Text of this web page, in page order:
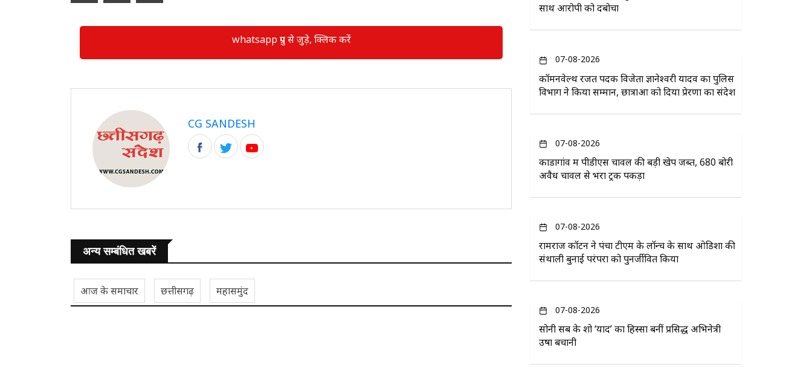
whatsapp ग्रुप से जुड़े, क्लिक करें
CG SANDESH
अन्य सम्बंधित खबरें
आज के समाचार छत्तीसगढ़ महासमुंद
साथ आरोपी को दबोचा
07-08-2026
कॉमनवेल्थ रजत पदक विजेता ज्ञानेश्वरी यादव का पुलिस
विभाग ने किया सम्मान, छात्राओं को दिया प्रेरणा का संदेश
07-08-2026
कोंडागांव में पीडीएस चावल की बड़ी खेप जब्त, 680 बोरी
अवैध चावल से भरा ट्रक पकड़ा
07-08-2026
रामराज कॉटन ने पंचा टीएम के लॉन्च के साथ ओडिशा की
संथाली बुनाई परंपरा को पुनर्जीवित किया
07-08-2026
सोनी सब के शो ‘यादें’ का हिस्सा बनीं प्रसिद्ध अभिनेत्री
उषा बचानी